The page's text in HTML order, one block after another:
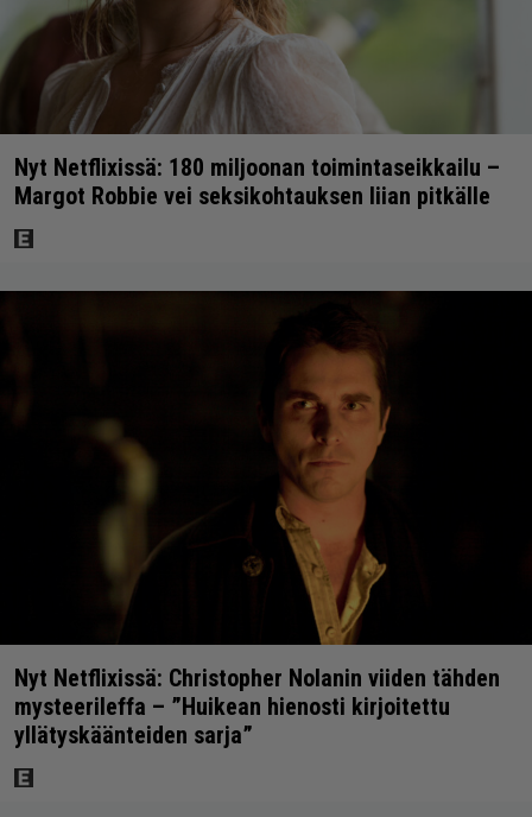
Nyt Netflixissä: 180 miljoonan toimintaseikkailu –
Margot Robbie vei seksikohtauksen liian pitkälle
Nyt Netflixissä: Christopher Nolanin viiden tähden
mysteerileffa – ”Huikean hienosti kirjoitettu
yllätyskäänteiden sarja”